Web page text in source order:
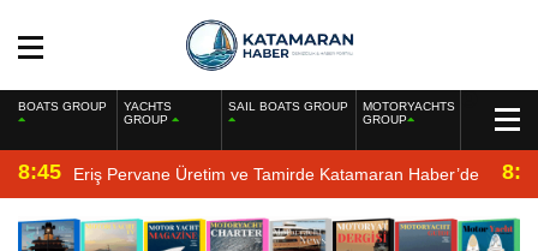
BOATS GROUP
YACHTS
GROUP
SAIL BOATS GROUP
MOTORYACHTS
GROUP
8:45 Eriş Pervane Üretim ve Tamirde Katamaran Haber’de